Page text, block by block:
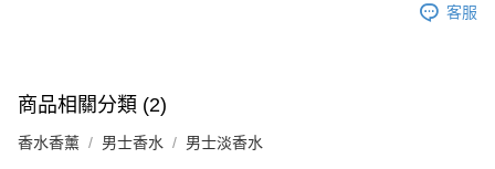
運費表
客服
商品相關分類 (2)
香水香薰 男士香水 男士淡香水